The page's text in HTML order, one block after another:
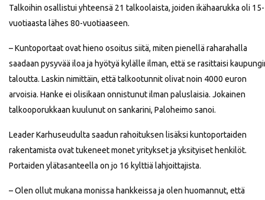
Talkoihin osallistui yhteensä 21 talkoolaista, joiden ikähaarukka oli 15-
vuotiaasta lähes 80-vuotiaaseen.
– Kuntoportaat ovat hieno osoitus siitä, miten pienellä raharahalla
saadaan pysyvää iloa ja hyötyä kylälle ilman, että se rasittaisi
taloutta. Laskin nimittäin, että talkootunnit olivat noin 4000 euron
arvoisia. Hanke ei olisikaan onnistunut ilman paluslaisia. Jokainen
talkooporukkaan kuulunut on sankarini, Paloheimo sanoi.
Leader Karhuseudulta saadun rahoituksen lisäksi kuntoportaiden
rakentamista ovat tukeneet monet yritykset ja yksityiset henkilöt.
Portaiden ylätasanteella on jo 16 kylttiä lahjoittajista.
– Olen ollut mukana monissa hankkeissa ja olen huomannut, että